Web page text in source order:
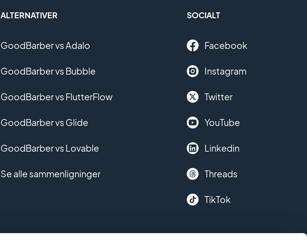
ALTERNATIVER
GoodBarber vs Adalo
GoodBarber vs Bubble
GoodBarber vs FlutterFlow
GoodBarber vs Glide
GoodBarber vs Lovable
Se alle sammenligninger
SOCIALT
Facebook
Instagram
Twitter
YouTube
Linkedin
Threads
TikTok